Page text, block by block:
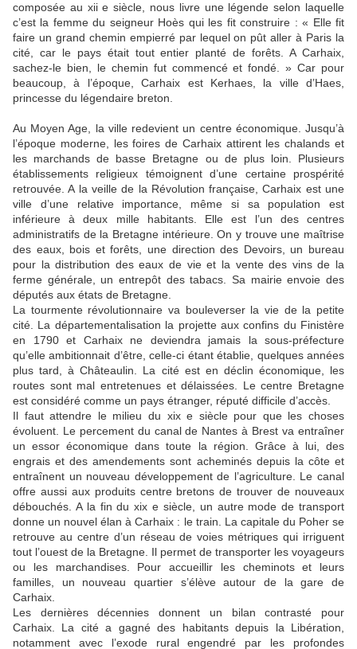
composée au xii e siècle, nous livre une légende selon laquelle
c’est la femme du seigneur Hoès qui les fit construire : « Elle fit
faire un grand chemin empierré par lequel on pût aller à Paris la
cité, car le pays était tout entier planté de forêts. A Carhaix,
sachez-le bien, le chemin fut commencé et fondé. » Car pour
beaucoup, à l’époque, Carhaix est Kerhaes, la ville d’Haes,
princesse du légendaire breton.
Au Moyen Age, la ville redevient un centre économique. Jusqu’à
l’époque moderne, les foires de Carhaix attirent les chalands et
les marchands de basse Bretagne ou de plus loin. Plusieurs
établissements religieux témoignent d’une certaine prospérité
retrouvée. A la veille de la Révolution française, Carhaix est une
ville d’une relative importance, même si sa population est
inférieure à deux mille habitants. Elle est l’un des centres
administratifs de la Bretagne intérieure. On y trouve une maîtrise
des eaux, bois et forêts, une direction des Devoirs, un bureau
pour la distribution des eaux de vie et la vente des vins de la
ferme générale, un entrepôt des tabacs. Sa mairie envoie des
députés aux états de Bretagne.
La tourmente révolutionnaire va bouleverser la vie de la petite
cité. La départementalisation la projette aux confins du Finistère
en 1790 et Carhaix ne deviendra jamais la sous-préfecture
qu’elle ambitionnait d’être, celle-ci étant établie, quelques années
plus tard, à Châteaulin. La cité est en déclin économique, les
routes sont mal entretenues et délaissées. Le centre Bretagne
est considéré comme un pays étranger, réputé difficile d’accès.
Il faut attendre le milieu du xix e siècle pour que les choses
évoluent. Le percement du canal de Nantes à Brest va entraîner
un essor économique dans toute la région. Grâce à lui, des
engrais et des amendements sont acheminés depuis la côte et
entraînent un nouveau développement de l’agriculture. Le canal
offre aussi aux produits centre bretons de trouver de nouveaux
débouchés. A la fin du xix e siècle, un autre mode de transport
donne un nouvel élan à Carhaix : le train. La capitale du Poher se
retrouve au centre d’un réseau de voies métriques qui irriguent
tout l’ouest de la Bretagne. Il permet de transporter les voyageurs
ou les marchandises. Pour accueillir les cheminots et leurs
familles, un nouveau quartier s’élève autour de la gare de
Carhaix.
Les dernières décennies donnent un bilan contrasté pour
Carhaix. La cité a gagné des habitants depuis la Libération,
notamment avec l’exode rural engendré par les profondes